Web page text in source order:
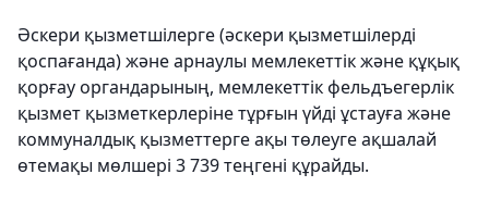
Әскери қызметшілерге (әскери қызметшілерді
қоспағанда) және арнаулы мемлекеттік және құқық
қорғау органдарының, мемлекеттік фельдъегерлік
қызмет қызметкерлеріне тұрғын үйді ұстауға және
коммуналдық қызметтерге ақы төлеуге ақшалай
өтемақы мөлшері 3 739 теңгені құрайды.